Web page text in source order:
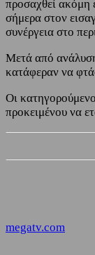
προσαχθεί ακόμη
σήμερα στον
συνέργεια στο
Μετά από
κατάφεραν να
Οι
προκειμένου να
megatv.com